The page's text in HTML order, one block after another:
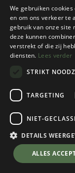
Haflinger
Alaska
Graphit I
Kies een maat
💬 Stel je
We gebruiken
en om ons verkeer te
gebruik van onze site
deze kunnen
verstrekt of die zij
diensten. Lees verder
STRIKT
TARGETING
NIET-
DETAILS
ALLES